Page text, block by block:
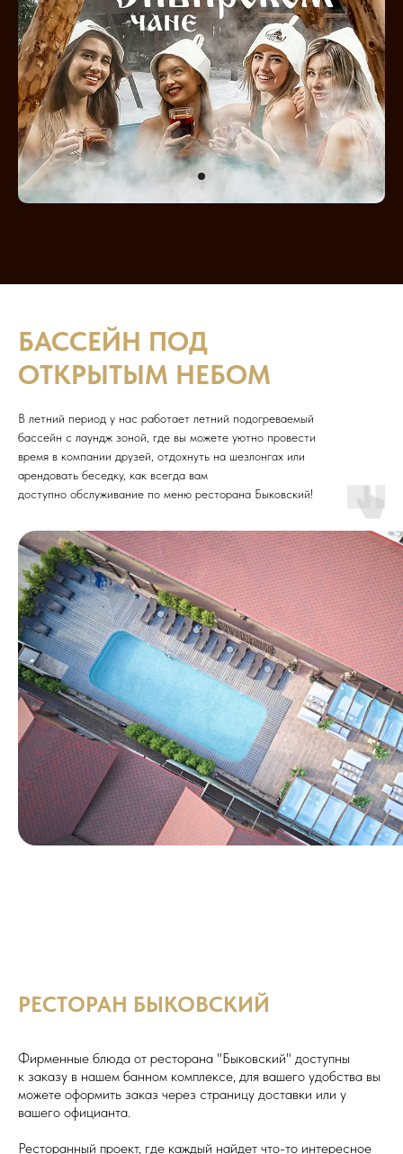
БАССЕЙН ПОД
ОТКРЫТЫМ НЕБОМ
В летний период у нас работает летний подогреваемый
бассейн с лаундж зоной, где вы можете уютно провести
время в компании друзей, отдохнуть на шезлонгах или
арендовать беседку, как всегда вам
доступно обслуживание по меню ресторана Быковский!
РЕСТОРАН БЫКОВСКИЙ
Фирменные блюда от ресторана "Быковский" доступны
к заказу в нашем банном комплексе, для вашего удобства вы
можете оформить заказ через страницу доставки или у
вашего официанта.
Ресторанный проект, где каждый найдет что-то интересное